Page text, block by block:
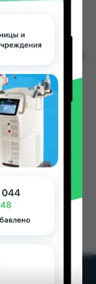
(Гулбаҳор),